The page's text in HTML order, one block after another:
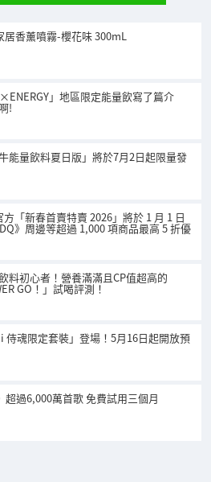
香薰噴霧-櫻花味 300mL
」地區限定能量飲寫了篇介
!
能量飲料夏日版」將於7月2日起限量發
方「新春首賣特賣 2026」將於 1 月 1 日
》周邊等超過 1,000 項商品最高 5 折優
料初心者！營養滿滿且CP值超高的
GO！」試喝評測！
侍魂限定套裝」登場！5月16日起開放預
超過6,000萬首歌 免費試用三個月